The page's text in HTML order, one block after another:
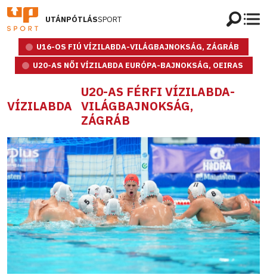
UTÁNPÓTLÁSSPORT
U16-OS FIÚ VÍZILABDA-VILÁGBAJNOKSÁG, ZÁGRÁB
U20-AS NŐI VÍZILABDA EURÓPA-BAJNOKSÁG, OEIRAS
VÍZILABDA
U20-AS FÉRFI VÍZILABDA-
VILÁGBAJNOKSÁG,
ZÁGRÁB